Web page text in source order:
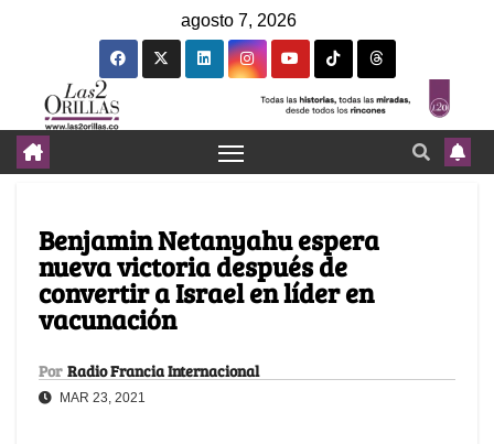
agosto 7, 2026
Benjamin Netanyahu espera
nueva victoria después de
convertir a Israel en líder en
vacunación
Por Radio Francia Internacional
MAR 23, 2021